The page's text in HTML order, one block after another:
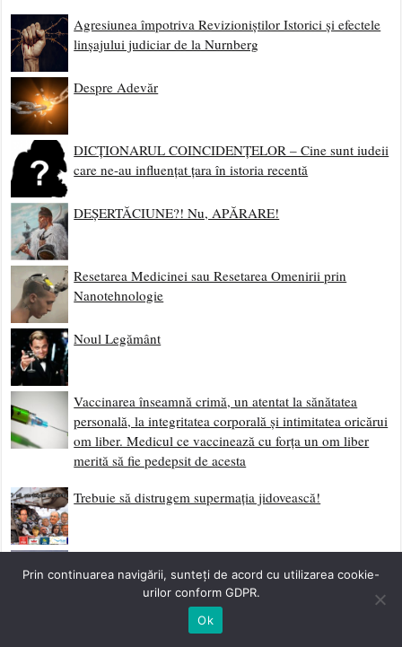
Agresiunea împotriva Revizioniștilor Istorici și efectele
linșajului judiciar de la Nurnberg
Despre Adevăr
DICȚIONARUL COINCIDENȚELOR – Cine sunt iudeii
care ne-au influențat țara în istoria recentă
DEȘERTĂCIUNE?! Nu, APĂRARE!
Resetarea Medicinei sau Resetarea Omenirii prin
Nanotehnologie
Noul Legământ
Vaccinarea înseamnă crimă, un atentat la sănătatea
personală, la integritatea corporală și intimitatea oricărui
om liber. Medicul ce vaccinează cu forța un om liber
merită să fie pedepsit de acesta
Trebuie să distrugem supermația jidovească!
Scrisoare Deschisă Către Neamul Românesc
Prin continuarea navigării, sunteți de acord cu utilizarea cookie-
urilor conform GDPR.
Ok